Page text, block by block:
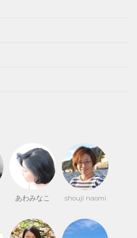
あわみなこ shouji naomi